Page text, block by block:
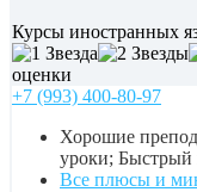
Курсы иностранных
оценки
+7 (993) 400-80-97
Хорошие
уроки; Быстрый
Все плюсы и